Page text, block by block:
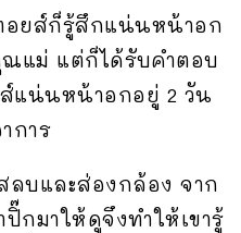
ยส์ก็รู้สึกแน่นหน้าอก
แม่ แต่ก็ได้รับคำตอบ
แน่นหน้าอกอยู่ 2 วัน
การ
ลบและส่องกล้อง จาก
มาให้ดูจึงทำให้เขารู้